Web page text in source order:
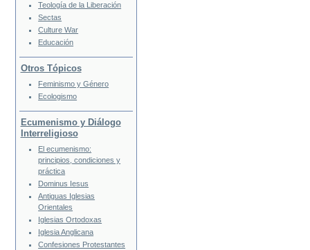
Teología de la Liberación
Sectas
Culture War
Educación
Otros Tópicos
Feminismo y Género
Ecologismo
Ecumenismo y Diálogo
Interreligioso
El ecumenismo:
principios, condiciones y
práctica
Dominus Iesus
Antiguas Iglesias
Orientales
Iglesias Ortodoxas
Iglesia Anglicana
Confesiones Protestantes